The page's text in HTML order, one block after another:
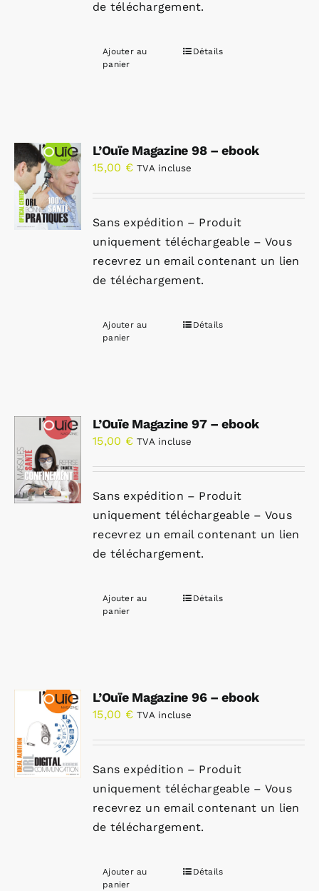
de téléchargement.
Ajouter au
panier
Détails
L’Ouïe Magazine 98 – ebook
15,00 € TVA incluse
Sans expédition – Produit
uniquement téléchargeable – Vous
recevrez un email contenant un lien
de téléchargement.
Ajouter au
panier
Détails
L’Ouïe Magazine 97 – ebook
15,00 € TVA incluse
Sans expédition – Produit
uniquement téléchargeable – Vous
recevrez un email contenant un lien
de téléchargement.
Ajouter au
panier
Détails
L’Ouïe Magazine 96 – ebook
15,00 € TVA incluse
Sans expédition – Produit
uniquement téléchargeable – Vous
recevrez un email contenant un lien
de téléchargement.
Ajouter au
panier
Détails